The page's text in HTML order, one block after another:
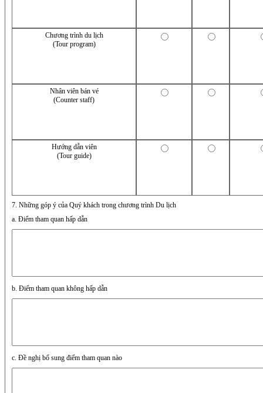
Chương trình du lịch
(Tour program)
Nhân viên bán vé
(Counter staff)
Hướng dẫn viên
(Tour guide)
7. Những góp ý của Quý khách trong chương trình Du lịch
a. Điểm tham quan hấp dẫn
b. Điểm tham quan không hấp dẫn
c. Đề nghị bổ sung điểm tham quan nào